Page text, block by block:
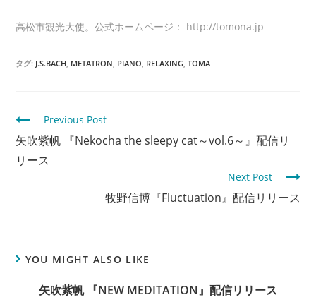
高松市観光大使。公式ホームページ： http://tomona.jp
タグ: J.S.BACH, METATRON, PIANO, RELAXING,TOMA
C
o
n
e
Previous Post
矢吹紫帆 『Nekocha the sleepy cat～vol.6～』配信リ
リース
Next Post
牧野信博『Fluctuation』配信リリース
YOU MIGHT ALSO LIKE
矢吹紫帆 『NEW MEDITATION』配信リリース